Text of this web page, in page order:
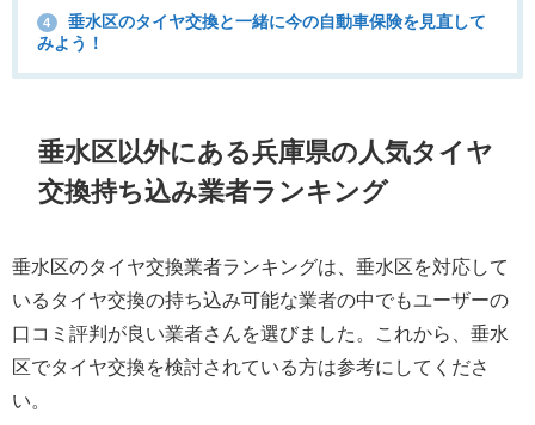
4
垂水区のタイヤ交換と一緒に今の自動車保険を見直して
みよう！
垂水区以外にある兵庫県の人気タイヤ
交換持ち込み業者ランキング
垂水区のタイヤ交換業者ランキングは、垂水区を対応して
いるタイヤ交換の持ち込み可能な業者の中でもユーザーの
口コミ評判が良い業者さんを選びました。これから、垂水
区でタイヤ交換を検討されている方は参考にしてくださ
い。